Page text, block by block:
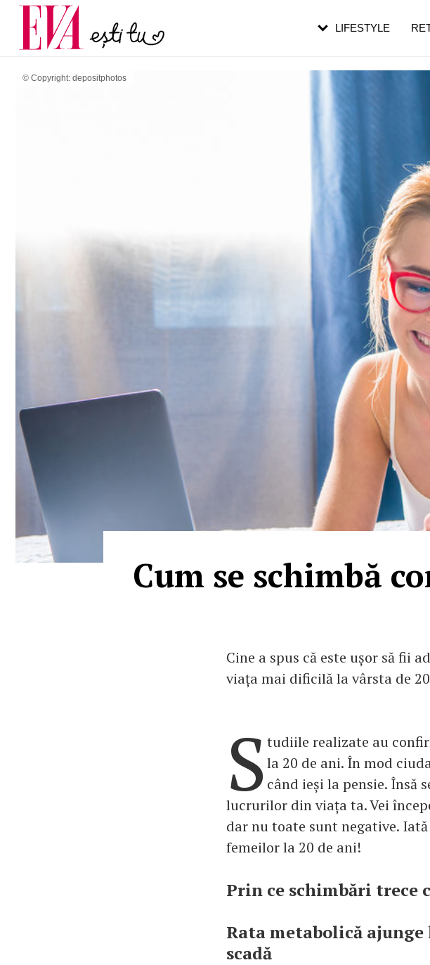
© Copyright: depositphotos
Cum se schimbă
Cine a spus că este ușor să fii
viața mai dificilă la vârsta de
S tudiile realizate au
la 20 de ani. În mod
când ieși la pensie. Însă
lucrurilor din viața ta. Vei
dar nu toate sunt negative.
femeilor la 20 de ani!
Prin ce schimbări trece
Rata metabolică
scadă
LIFESTYLE
Carieră
Actualitate
pe măsură ce înaintezi în vârstă